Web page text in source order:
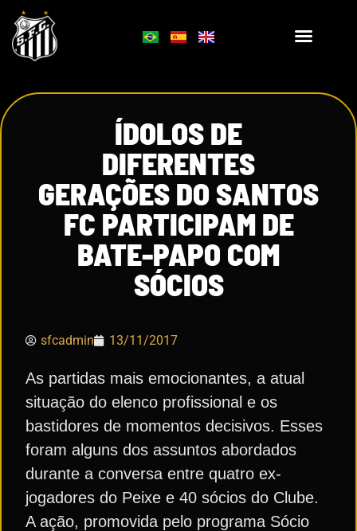
ÍDOLOS DE
DIFERENTES
GERAÇÕES DO SANTOS
FC PARTICIPAM DE
BATE-PAPO COM
SÓCIOS
sfcadmin 13/11/2017
As partidas mais emocionantes, a atual
situação do elenco profissional e os
bastidores de momentos decisivos. Esses
foram alguns dos assuntos abordados
durante a conversa entre quatro ex-
jogadores do Peixe e 40 sócios do Clube.
A ação, promovida pelo programa Sócio